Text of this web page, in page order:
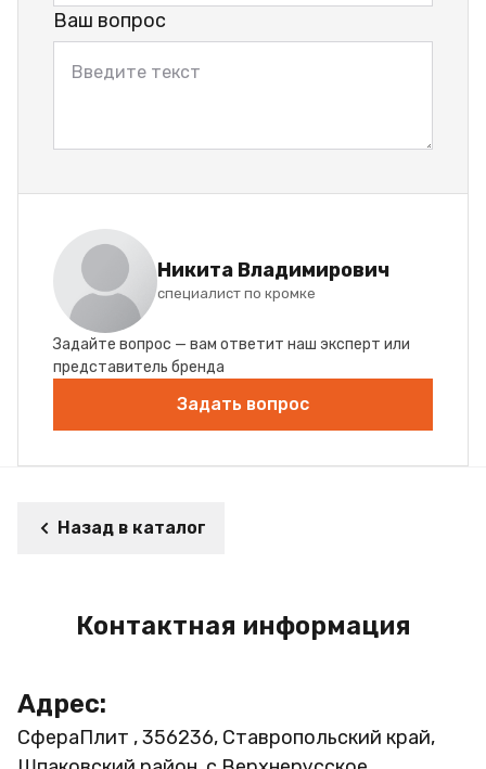
Ваш вопрос
Никита Владимирович
специалист по кромке
Задайте вопрос — вам ответит наш эксперт или
представитель бренда
Задать вопрос
Назад в каталог
Контактная информация
Адрес:
СфераПлит , 356236, Ставропольский край,